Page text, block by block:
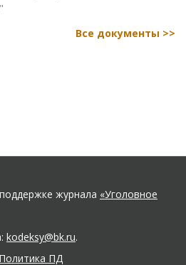
Все документы >>
журнала «Уголовное
kodeksy@bk.ru.
Политика ПД